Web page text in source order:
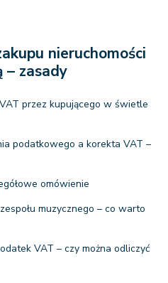
nieruchomości
– zasady
przez kupującego w świetle
podatkowego a korekta VAT –
omówienie
muzycznego – co warto
VAT – czy można odliczyć